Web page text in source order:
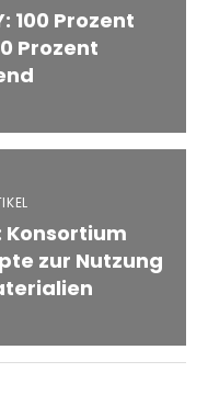
100 Prozent
Prozent
zur Nutzung